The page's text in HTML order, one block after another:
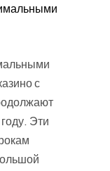
с
Эти